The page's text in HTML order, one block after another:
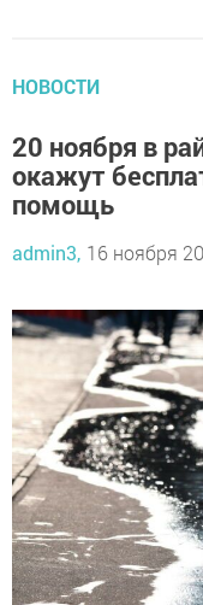
НОВОСТИ
20 ноября в
окажут
помощь
admin3, 16 ноября